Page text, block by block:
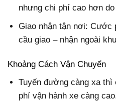
nhưng chi phí cao hơn
Giao nhận tận nơi: Cước
cầu giao – nhận ngoài
Khoảng Cách Vận Chuyển
Tuyến đường càng xa thì
phí vận hành xe càng